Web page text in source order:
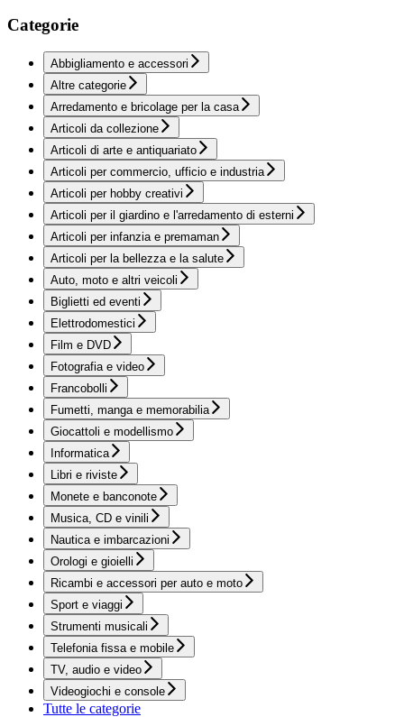
Categorie
Abbigliamento e accessori
Altre categorie
Arredamento e bricolage per la casa
Articoli da collezione
Articoli di arte e antiquariato
Articoli per commercio, ufficio e industria
Articoli per hobby creativi
Articoli per il giardino e l'arredamento di esterni
Articoli per infanzia e premaman
Articoli per la bellezza e la salute
Auto, moto e altri veicoli
Biglietti ed eventi
Elettrodomestici
Film e DVD
Fotografia e video
Francobolli
Fumetti, manga e memorabilia
Giocattoli e modellismo
Informatica
Libri e riviste
Monete e banconote
Musica, CD e vinili
Nautica e imbarcazioni
Orologi e gioielli
Ricambi e accessori per auto e moto
Sport e viaggi
Strumenti musicali
Telefonia fissa e mobile
TV, audio e video
Videogiochi e console
Tutte le categorie